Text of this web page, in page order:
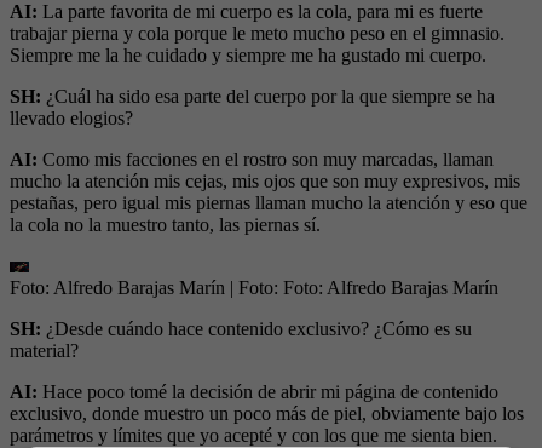
AI: La parte favorita de mi cuerpo es la cola, para mi es fuerte
trabajar pierna y cola porque le meto mucho peso en el gimnasio.
Siempre me la he cuidado y siempre me ha gustado mi cuerpo.
SH: ¿Cuál ha sido esa parte del cuerpo por la que siempre se ha
llevado elogios?
AI: Como mis facciones en el rostro son muy marcadas, llaman
mucho la atención mis cejas, mis ojos que son muy expresivos, mis
pestañas, pero igual mis piernas llaman mucho la atención y eso que
la cola no la muestro tanto, las piernas sí.
Foto: Alfredo Barajas Marín | Foto: Foto: Alfredo Barajas Marín
SH: ¿Desde cuándo hace contenido exclusivo? ¿Cómo es su
material?
AI: Hace poco tomé la decisión de abrir mi página de contenido
exclusivo, donde muestro un poco más de piel, obviamente bajo los
parámetros y límites que yo acepté y con los que me sienta bien.